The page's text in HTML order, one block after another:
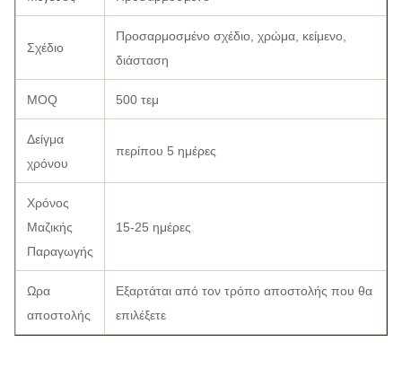
Σχέδιο
Προσαρμοσμένο σχέδιο, χρώμα, κείμενο,
διάσταση
MOQ 500 τεμ
Δείγμα
χρόνου
περίπου 5 ημέρες
Χρόνος
Μαζικής
Παραγωγής
15-25 ημέρες
Ωρα
αποστολής
Εξαρτάται από τον τρόπο αποστολής που θα
επιλέξετε